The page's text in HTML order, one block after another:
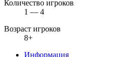
Количество игроков
1 — 4
Возраст игроков
8+
Информация